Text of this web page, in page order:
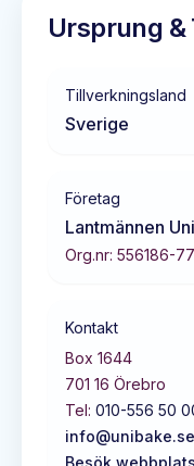
Ursprung
Tillverkningsland
Sverige
Företag
Lantmännen
Org.nr: 556186-
Kontakt
Box 1644
701 16 Örebro
Tel: 010-556 50
info@unibake.se